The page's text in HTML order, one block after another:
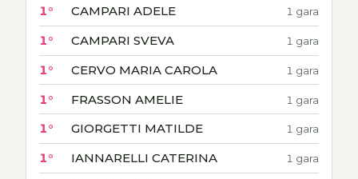
1° CAMPARI ADELE 1 gara
1° CAMPARI SVEVA 1 gara
1° CERVO MARIA CAROLA 1 gara
1° FRASSON AMELIE 1 gara
1° GIORGETTI MATILDE 1 gara
1° IANNARELLI CATERINA 1 gara